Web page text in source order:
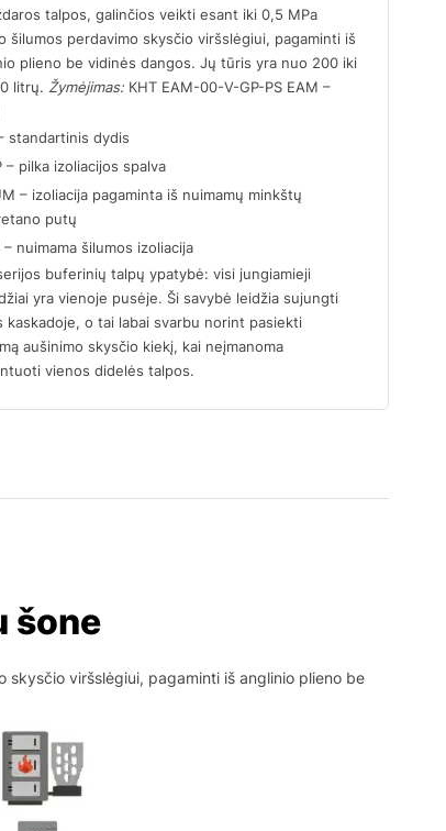
talpos, galinčios veikti esant iki 0,5 MPa
šilumos perdavimo skysčio viršslėgiui, pagaminti iš
plieno be vidinės dangos. Jų tūris yra nuo 200 iki
litrų. Žymėjimas: КНТ ЕАМ-00-V-GP-PS EAМ –
standartinis dydis
– pilka izoliacijos spalva
– izoliacija pagaminta iš nuimamų minkštų
putų
– nuimama šilumos izoliacija
buferinių talpų ypatybė: visi jungiamieji
yra vienoje pusėje. Ši savybė leidžia sujungti
kaskadoje, o tai labai svarbu norint pasiekti
aušinimo skysčio kiekį, kai neįmanoma
vienos didelės talpos.
šone
skysčio viršslėgiui, pagaminti iš anglinio plieno be